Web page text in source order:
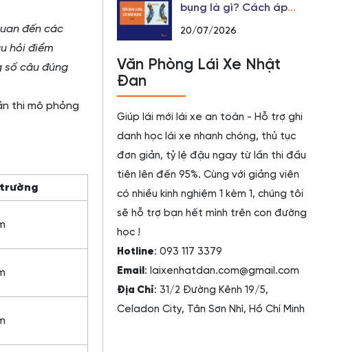
đến các
hỏi điểm
số câu đúng
thi mô phỏng
bụng là gì? Cách áp
dụng khi lái xe
20/07/2026
Văn Phòng Lái Xe Nhật
Đan
Giúp lái mới lái xe an toàn - Hỗ trợ ghi
danh học lái xe nhanh chóng, thủ tục
đơn giản, tỷ lệ đậu ngay từ lần thi đầu
tiên lên đến 95%. Cùng với giảng viên
có nhiều kinh nghiệm 1 kèm 1, chúng tôi
sẽ hỗ trợ bạn hết mình trên con đường
học !
Hotline: 093 117 3379
Email : laixenhatdan.com@gmail.com
Địa Chỉ: 31/2 Đường Kênh 19/5,
Celadon City, Tân Sơn Nhì, Hồ Chí Minh